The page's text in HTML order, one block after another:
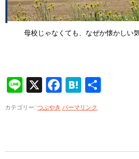
母校じゃなくても、なぜか懐かしい
Line
X Facebook
Hatena
カテゴリー: つぶやき パーマリンク